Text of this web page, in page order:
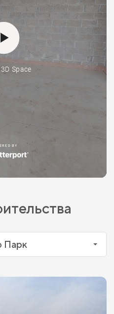
Парк